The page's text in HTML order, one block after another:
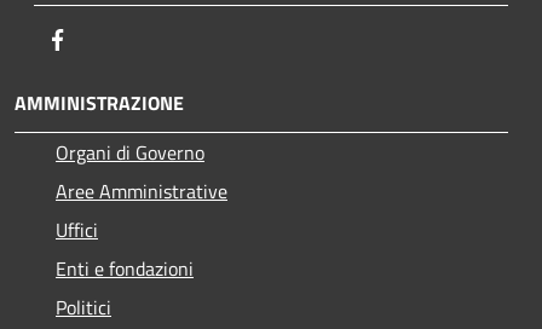
AMMINISTRAZIONE
Organi di Governo
Aree Amministrative
Uffici
Enti e fondazioni
Politici